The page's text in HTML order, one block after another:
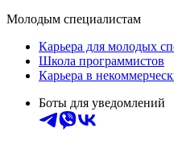
Молодым специалистам
Карьера для молодых
Школа программистов
Карьера в
Боты для уведомлений